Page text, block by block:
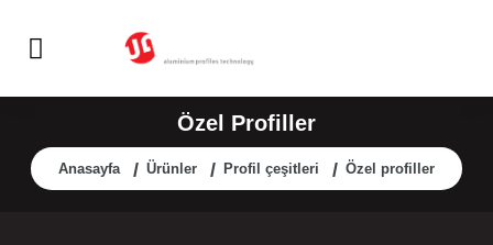
Özel Profiller
Anasayfa Ürünler Profil çeşitleri Özel profiller